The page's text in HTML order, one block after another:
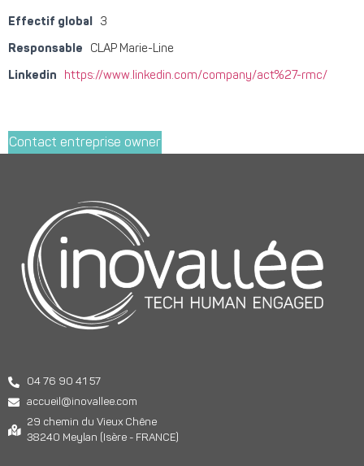
Effectif global 3
Responsable CLAP Marie-Line
Linkedin https://www.linkedin.com/company/act%27-rmc/
Contact entreprise owner
04 76 90 41 57
accueil@inovallee.com
29 chemin du Vieux Chêne
38240 Meylan (Isère - FRANCE)